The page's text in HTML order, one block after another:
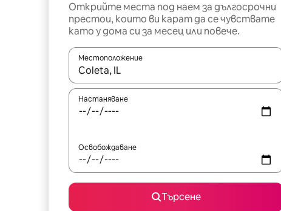
Открийте места под наем за дългосрочни
престои, които ви карат да се чувствате
като у дома си за месец или повече.
Местоположение
Когато резултатите се покажат,
Настаняване
Освобождаване
Търсене